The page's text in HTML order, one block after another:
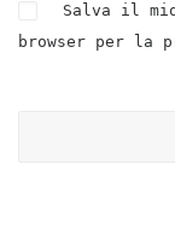
Salva il
browser per la